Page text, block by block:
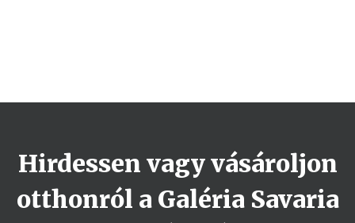
Hirdessen vagy vásároljon
otthonról a Galéria Savaria